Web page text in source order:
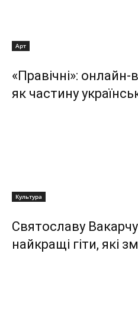
Арт
«Правічні»: онлайн-
як частину
Культура
Святославу
найкращі гіти, які